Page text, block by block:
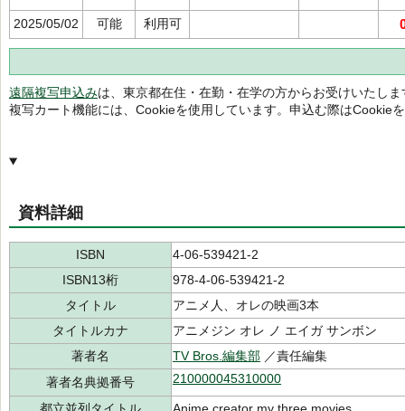
2025/05/02 可能 利用可
遠隔複写申込みは、東京都在住・在勤・在学の方からお受けいたしま
複写カート機能には、Cookieを使用しています。申込む際はCookie
資料詳細
ISBN
4-06-539421-2
ISBN13桁
978-4-06-539421-2
タイトル
アニメ人、オレの映画3本
タイトルカナ
アニメジン オレ ノ エイガ サンボン
著者名
TV Bros.編集部 ／責任編集
著者名典拠番号
210000045310000